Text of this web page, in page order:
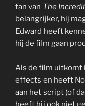
fan van The
belangrijker, hij
Edward heeft
hij de film gaan
Als de film uitkomt
effects en heeft
aan het script (of